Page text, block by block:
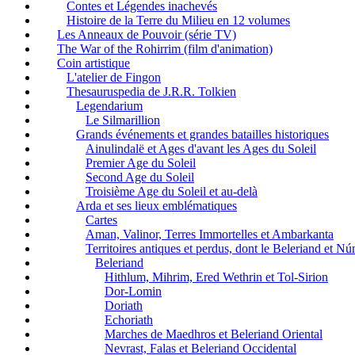
Contes et Légendes inachevés
Histoire de la Terre du Milieu en 12 volumes
Les Anneaux de Pouvoir (série TV)
The War of the Rohirrim (film d'animation)
Coin artistique
L'atelier de Fingon
Thesauruspedia de J.R.R. Tolkien
Legendarium
Le Silmarillion
Grands événements et grandes batailles historiques
Ainulindalë et Ages d'avant les Ages du Soleil
Premier Age du Soleil
Second Age du Soleil
Troisième Age du Soleil et au-delà
Arda et ses lieux emblématiques
Cartes
Aman, Valinor, Terres Immortelles et Ambarkanta
Territoires antiques et perdus, dont le Beleriand et
Beleriand
Hithlum, Mihrim, Ered Wethrin et Tol-Sirion
Dor-Lomin
Doriath
Echoriath
Marches de Maedhros et Beleriand Oriental
Nevrast, Falas et Beleriand Occidental